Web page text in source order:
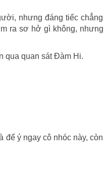
nhưng đáng tiếc chẳng
ra sơ hở gì không, nhưng
qua quan sát Đàm Hi.
để ý ngay cô nhóc này, còn